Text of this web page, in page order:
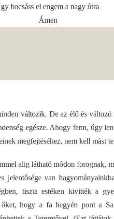
bocsáss el engem a nagy útra
Ámen
változik. De az élő és változó
egésze. Ahogy fenn, úgy
megfejtéséhez, nem kell mást
alig látható módon forognak,
jelentősége van
tiszta estéken kivitték a
hogy a fa hegyén pont a